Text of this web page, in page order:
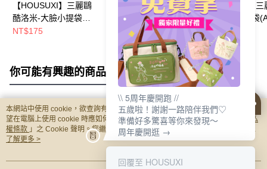
【HOUSUXI】三麗鷗
酷洛米-大臉小提袋【5
周年慶↘三件75折】
NT$175
【HOUSUXI】三麗鷗
酷洛米-兒童餐袋(A04)
【5周年慶↘三件75
折】
NT$320
【HOUSUXI】三
酷洛米兒童餐袋
【5周年慶↘三件
折】
NT$320
你可能有興趣的商品 全站排行
熱門標籤
本網站中使用 cookie，欲查詢有關本網站使用 cookie 方式之詳情，及若您不希
望在電腦上使用 cookie 時應如何變更電腦的 cookie 設定，請參閱本網站「
隱私
權條款 」之 Cookie 聲明。您繼續使用本網站即表示您同意本公司得按本網站使
用條款之 Cookie 聲明使用 cookie。
了解更多 >
\\ 5周年慶開跑 //
五歲啦！謝謝一路陪伴我們♡
準備好多驚喜等你來發現～
周年慶開逛 →
回覆至 HOUSUXI